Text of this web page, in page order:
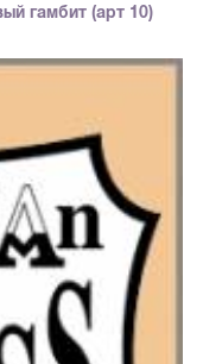
гамбит (арт 10)